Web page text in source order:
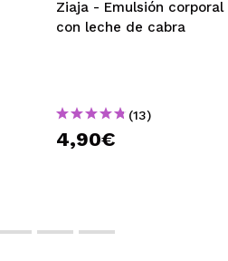
Ziaja - Emulsión corporal
con leche de cabra
(13)
4,90€